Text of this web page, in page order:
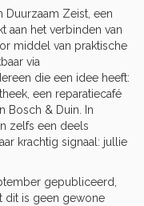
Duurzaam Zeist , een
aan het verbinden van
middel van praktische
via
die een idee heeft:
een reparatiecafé
Bosch & Duin . In
zelfs een deels
krachtig signaal: jullie
gepubliceerd,
dit is geen gewone